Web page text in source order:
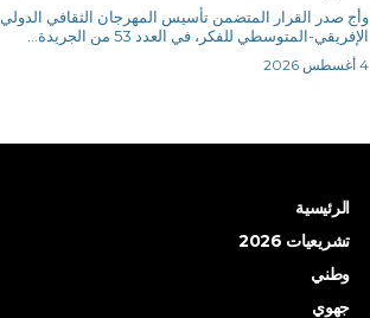
وأج صدر القرار المتضمن تأسيس المهرجان الثقافي الدولي
الإفريقي-المتوسطي للفكر، في العدد 53 من الجريدة...
4 أغسطس 2026
الرئيسية
تشريعيات 2026
وطني
جهوي